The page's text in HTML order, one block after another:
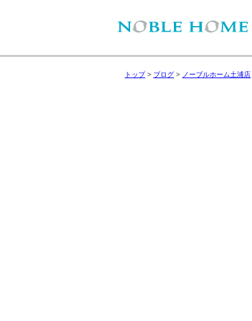
トップ> ブログ > ノーブルホーム土浦店